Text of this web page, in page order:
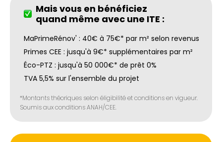
Mais vous en bénéficiez
quand même avec une ITE :
MaPrimeRénov' : 40€ à 75€* par m² selon revenus
Primes CEE : jusqu'à 9€* supplémentaires par m²
Éco-PTZ : jusqu'à 50 000€* de prêt 0%
TVA 5,5% sur l'ensemble du projet
*Montants théoriques selon éligibilité et conditions en vigueur.
Soumis aux conditions ANAH/CEE.